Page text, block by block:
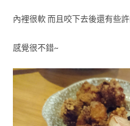
內裡很軟 而且咬下去後還有些
感覺很不錯~